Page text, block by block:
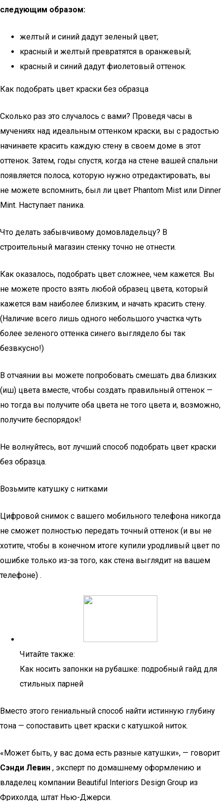
следующим образом:
желтый и синий дадут зеленый цвет;
красный и желтый превратятся в оранжевый;
красный и синий дадут фиолетовый оттенок.
Как подобрать цвет краски без образца
Сколько раз это случалось с вами? Проведя часы в
мучениях над идеальным оттенком краски, вы с радостью
начинаете красить каждую стену в своем доме в этот
оттенок. Затем, годы спустя, когда на стене вашей спальни
появляется полоса, которую нужно отредактировать, вы
не можете вспомнить, был ли цвет Phantom Mist или Dinner
Mint. Наступает паника.
Что делать забывчивому домовладельцу? В
строительный магазин стенку точно не отнести.
Как оказалось, подобрать цвет сложнее, чем кажется. Вы
не можете просто взять любой образец цвета, который
кажется вам наиболее близким, и начать красить стену.
(Наличие всего лишь одного небольшого участка чуть
более зеленого оттенка синего выглядело бы так
безвкусно!)
В отчаянии вы можете попробовать смешать два близких
(иш) цвета вместе, чтобы создать правильный оттенок —
но тогда вы получите оба цвета не того цвета и, возможно,
получите беспорядок!
Не волнуйтесь, вот лучший способ подобрать цвет краски
без образца.
Возьмите катушку с нитками
Цифровой снимок с вашего мобильного телефона никогда
не сможет полностью передать точный оттенок (и вы не
хотите, чтобы в конечном итоге купили уродливый цвет по
ошибке только из-за того, как стена выглядит на вашем
телефоне) .
Читайте также:
Как носить запонки на рубашке: подробный гайд для
стильных парней
Вместо этого гениальный способ найти истинную глубину
тона — сопоставить цвет краски с катушкой ниток.
«Может быть, у вас дома есть разные катушки», — говорит
Сэнди Левин , эксперт по домашнему оформлению и
владелец компании Beautiful Interiors Design Group из
Фрихолда, штат Нью-Джерси.